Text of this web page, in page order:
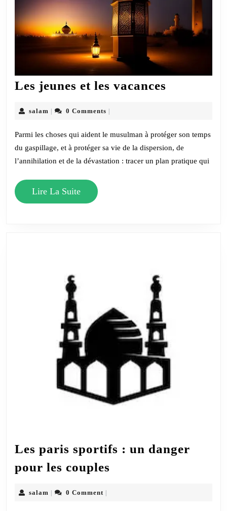
Les jeunes et les vacances
les
vacances
salam salam
| 0 Comments |
Parmi les choses qui aident le musulman à protéger son temps
du gaspillage, et à protéger sa vie de la dispersion, de
l’annihilation et de la dévastation : tracer un plan pratique qui
Lire La SuiteLire
La
Les paris sportifs : un danger
pour les couples
salam salam
| 0 Comment |